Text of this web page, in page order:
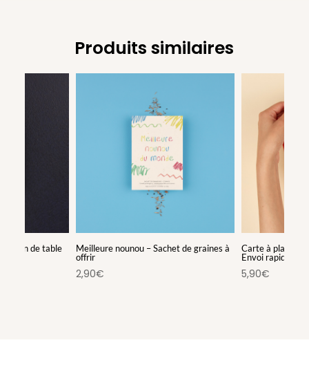
Produits similaires
de table
Meilleure nounou – Sachet de graines à
offrir
2,90€
Carte à planter
Envoi rapide à
5,90€